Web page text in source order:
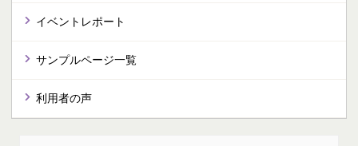
イベントレポート
サンプルページ一覧
利用者の声